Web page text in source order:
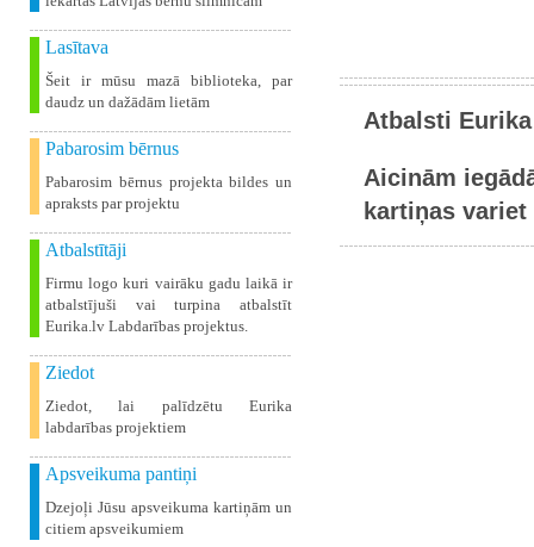
Lasītava
Šeit ir mūsu mazā biblioteka, par
daudz un dažādām lietām
Pabarosim bērnus
Pabarosim bērnus projekta bildes un
apraksts par projektu
Atbalstītāji
Firmu logo kuri vairāku gadu laikā ir
atbalstījuši vai turpina atbalstīt
Eurika.lv Labdarības projektus.
Ziedot
Ziedot, lai palīdzētu Eurika
labdarības projektiem
Apsveikuma pantiņi
Dzejoļi Jūsu apsveikuma kartiņām un
citiem apsveikumiem
Atbalsti
Aicinām
kartiņas variet